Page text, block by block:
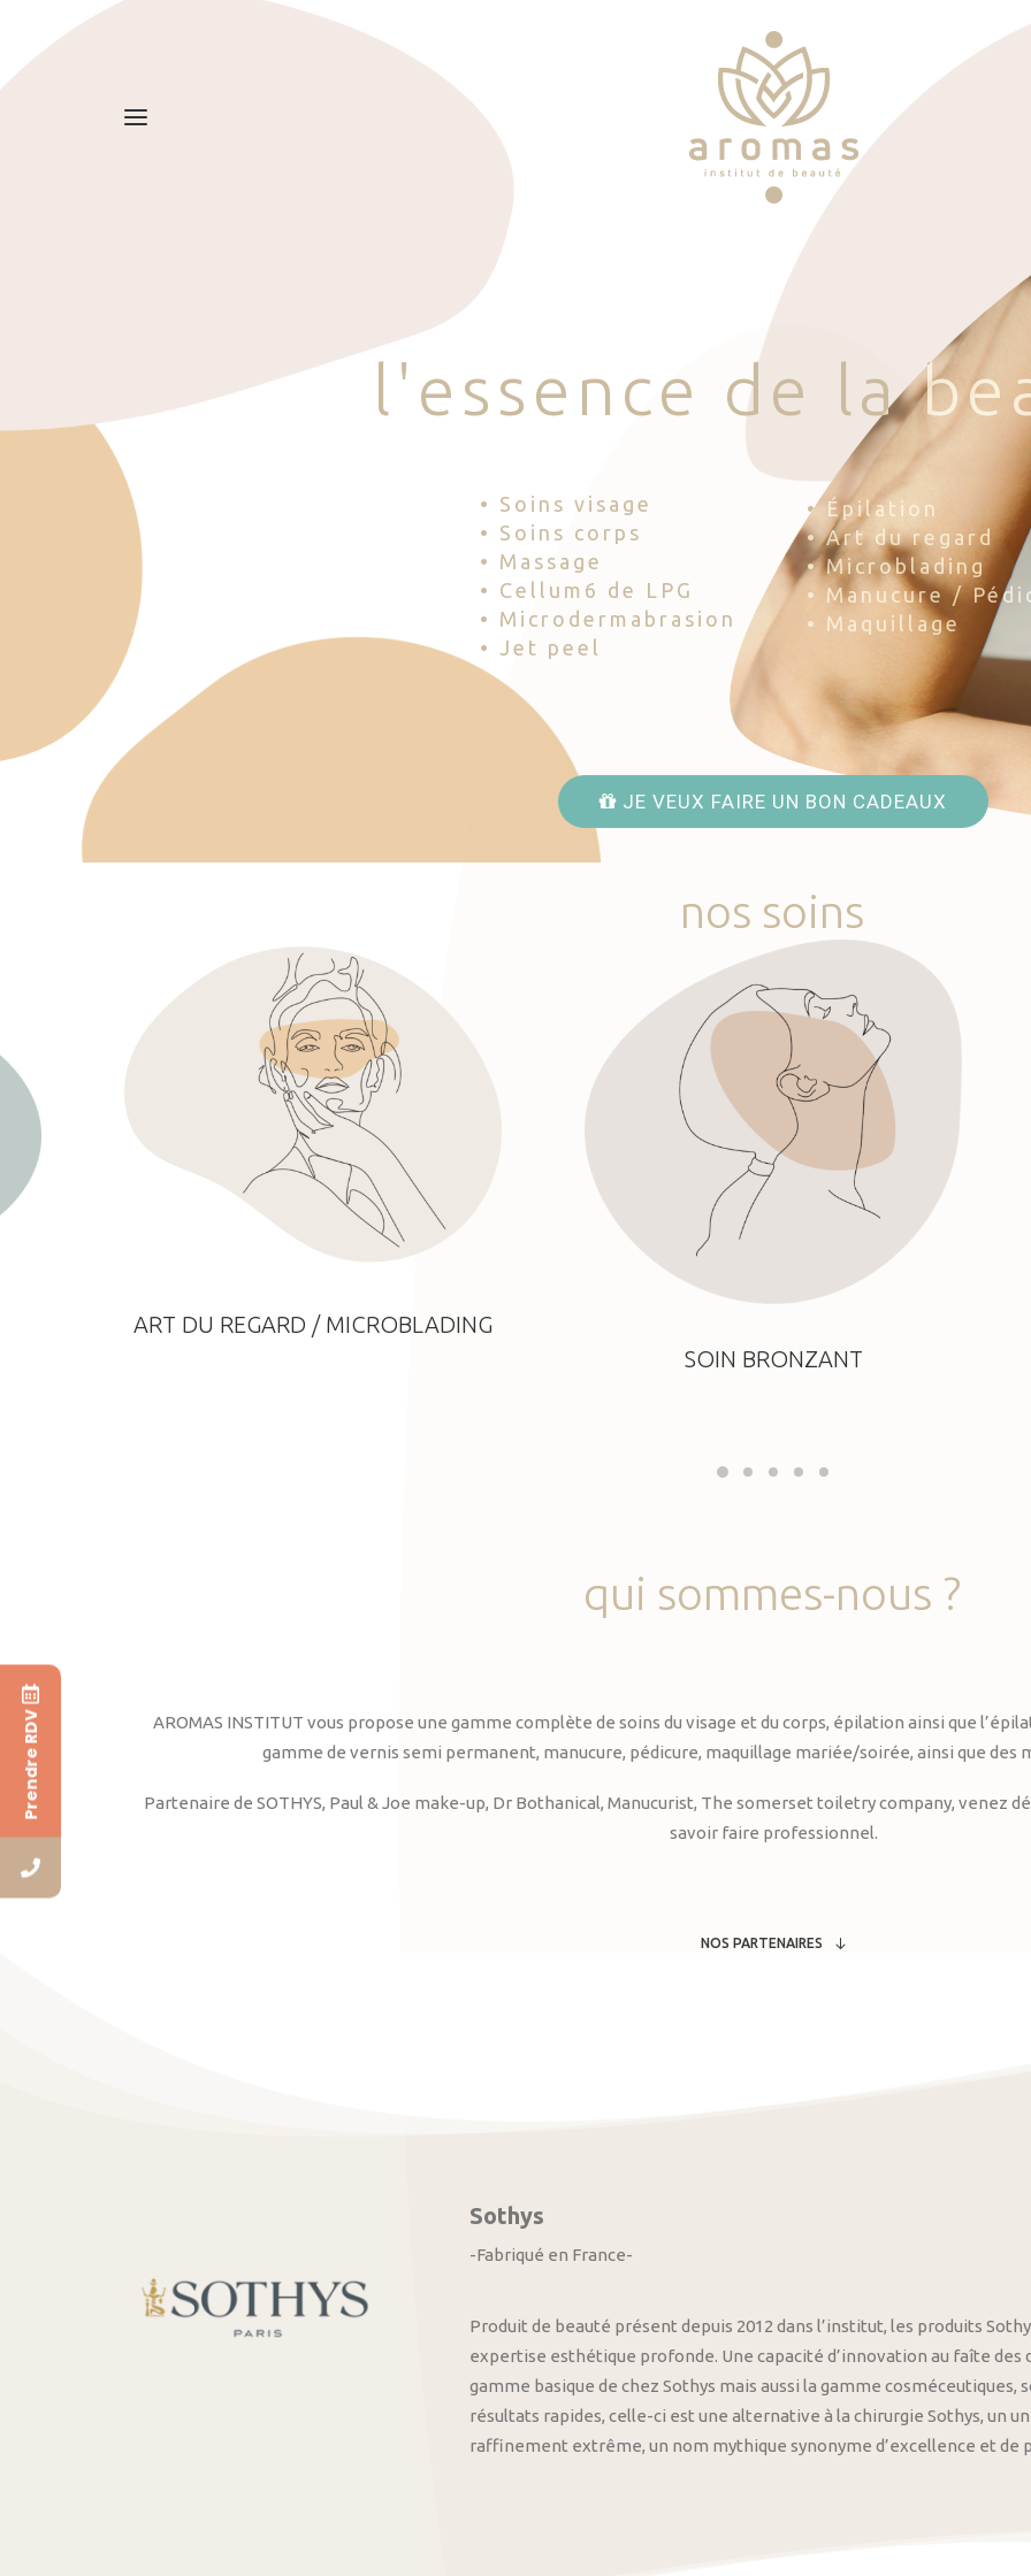
l 'esse nce d e la be
• Soins visage
• Soins corps
• Massage
• Cellum6 de LPG
• Microdermabrasion
• Jet peel
• Épilation
• Art du regard
• Microblading
• Manucure /
• Maquillage
JE VEUX FAIRE UN BON CADEAUX
nos soins
ART DU REGARD / MICROBLADING
SOIN BRONZANT
qui sommes-nous ?
AROMAS INSTITUT vous propose une gamme complète de soins du visage et du corps, épilation ainsi que
gamme de vernis semi permanent, manucure, pédicure, maquillage mariée/soirée, ainsi que des
Partenaire de SOTHYS, Paul & Joe make-up, Dr Bothanical, Manucurist, The somerset toiletry company, venez
savoir faire professionnel.
NOS PARTENAIRES
Sothys
-Fabriqué en France-
Produit de beauté présent depuis 2012 dans l’institut, les produits
expertise esthétique profonde. Une capacité d’innovation au faîte
gamme basique de chez Sothys mais aussi la gamme
résultats rapides, celle-ci est une alternative à la chirurgie Sothys, un
raffinement extrême, un nom mythique synonyme d’excellence et de
Prendre RDV